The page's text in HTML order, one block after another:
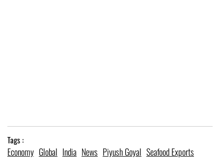
Tags :
Economy Global India News Piyush Goyal Seafood Exports